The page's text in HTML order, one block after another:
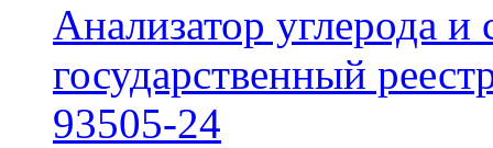
Анализатор углерода
государственный
93505-24